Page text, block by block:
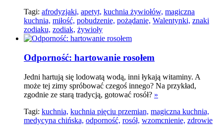
Tagi: afrodyzjaki, apetyt, kuchnia żywiołów, magiczna
kuchnia, miłość, pobudzenie, pożądanie, Walentynki, znaki
zodiaku, zodiak, żywioły
Odporność: hartowanie rosołem
Jedni hartują się lodowatą wodą, inni łykają witaminy. A
może tej zimy spróbować czegoś innego? Na przykład,
zgodnie ze starą tradycją, gotować rosół? »
Tagi: kuchnia, kuchnia pięciu przemian, magiczna kuchnia,
medycyna chińska, odporność, rosół, wzomcnienie, zdrowie